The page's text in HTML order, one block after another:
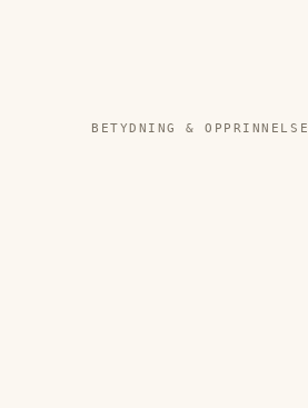
BETYDNING & OPPRINNELSE